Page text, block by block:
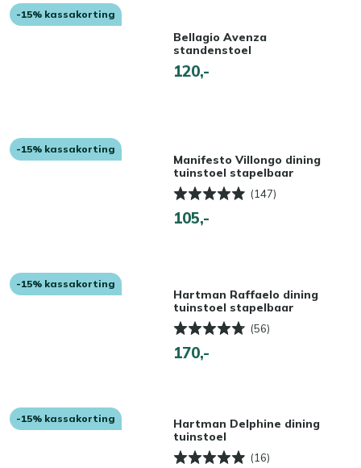
-15% kassakorting
Bellagio Avenza
standenstoel
120,-
-15% kassakorting
Manifesto Villongo dining
tuinstoel stapelbaar
(147)
105,-
-15% kassakorting
Hartman Raffaelo dining
tuinstoel stapelbaar
(56)
170,-
-15% kassakorting
Hartman Delphine dining
tuinstoel
(16)